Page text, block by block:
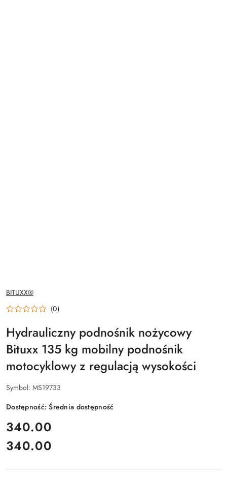
NAZWA
PRODUCENTA:
BITUXX®
(0)
Hydrauliczny podnośnik nożycowy
Bituxx 135 kg mobilny podnośnik
motocyklowy z regulacją wysokości
Symbol: MS19733
Dostępność:Średnia dostępność
cena:
340.00
Cena:
340.00